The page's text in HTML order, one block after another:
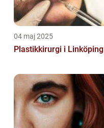
04 maj 2025
Plastikkirurgi i Linköping